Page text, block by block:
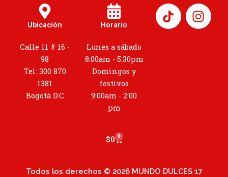
Ubicación
Calle 11 # 16 -
98
Tel: 300 870
1381
Bogotá D.C
Horario
Lunes a sábado
8:00am - 5:30pm
Domingos y
festivos
9:00am - 2:00
pm
I
n
s
$0 0
Cart
Todos los derechos © 2026 MUNDO DULCES 17